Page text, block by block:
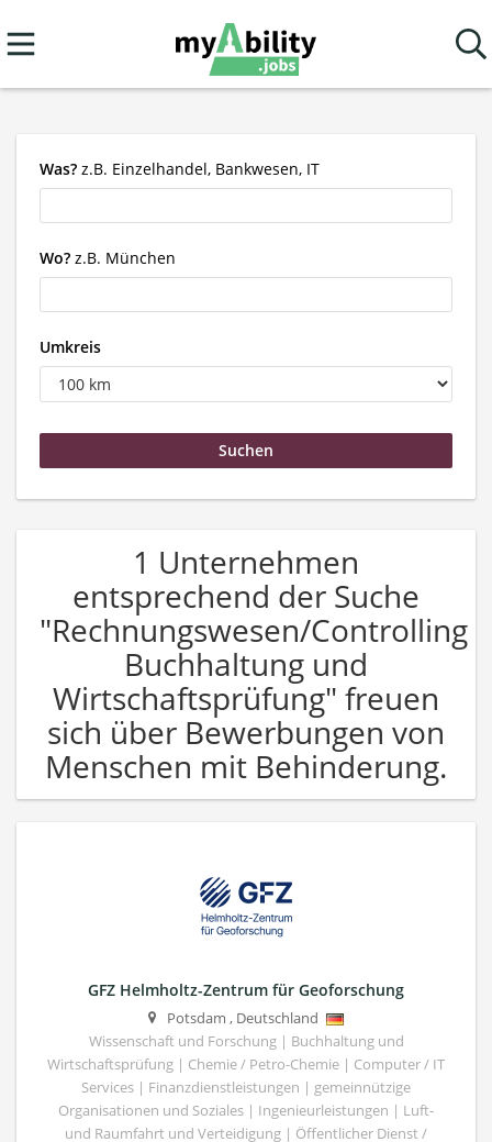
Was? z.B. Einzelhandel, Bankwesen, IT
Wo? z.B. München
Umkreis
1 Unternehmen
entsprechend der Suche
"Rechnungswesen/Controlling
Buchhaltung und
Wirtschaftsprüfung" freuen
sich über Bewerbungen von
Menschen mit Behinderung.
GFZ Helmholtz-Zentrum für Geoforschung
Potsdam , Deutschland
Wissenschaft und Forschung | Buchhaltung und
Wirtschaftsprüfung | Chemie / Petro-Chemie | Computer / IT
Services | Finanzdienstleistungen | gemeinnützige
Organisationen und Soziales | Ingenieurleistungen | Luft-
und Raumfahrt und Verteidigung | Öffentlicher Dienst /